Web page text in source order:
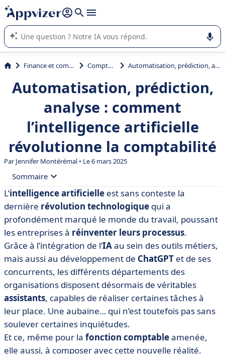
répondre (plusieurs lignes avec
L'IA de Appvizer vous guide dans l'utilisation ou la sélection de
logiciel SaaS en entreprise.
Finance et comptabilité Comptabilité Automatisation, prédiction, analyse : comment l’intelligence artificielle révolutionne la comptabilité
Automatisation, prédiction,
analyse : comment
l’intelligence artificielle
révolutionne la comptabilité
ParJennifer Montérémal • Le 6 mars 2025
Sommaire
• C’est quoi, exactement, l’intelligence artificielle ?
• Quels usages de l’intelligence artificielle pour la
comptabilité ?
• Quels sont les 4 avantages de l’intelligence artificielle
en comptabilité ?
• Les défis et limites de l’IA en comptabilité
• Intelligence artificielle et expertise comptable et
financière : que retenir ?
L’intelligence artificielle est sans conteste la
dernière révolution technologique qui a
profondément marqué le monde du travail, poussant
les entreprises à réinventer leurs processus.
Grâce à l’intégration de l’IAau sein des outils métiers,
mais aussi au développement de ChatGPT et de ses
concurrents, les différents départements des
organisations disposent désormais de véritables
assistants, capables de réaliser certaines tâches à
leur place. Une aubaine… qui n’est toutefois pas sans
soulever certaines inquiétudes.
Et ce, même pour la fonction comptableamenée,
elle aussi, à composer avec cette nouvelle réalité.